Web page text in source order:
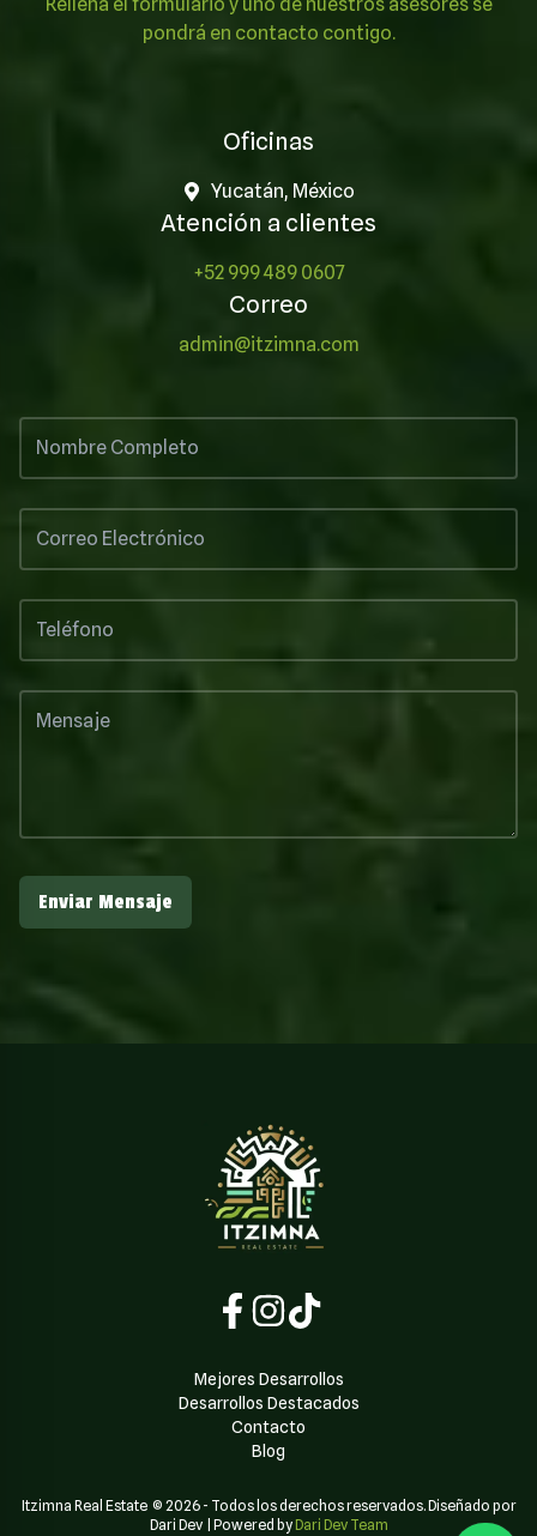
pondrá en contacto contigo.
Oficinas
Yucatán, México
Atención a clientes
+52 999 489 0607
Correo
admin@itzimna.com
Enviar Mensaje
Mejores Desarrollos
Desarrollos Destacados
Contacto
Blog
Itzimna Real Estate© 2026- Todos los derechos reservados. Diseñado por
Dari Dev| Powered by Dari Dev Team